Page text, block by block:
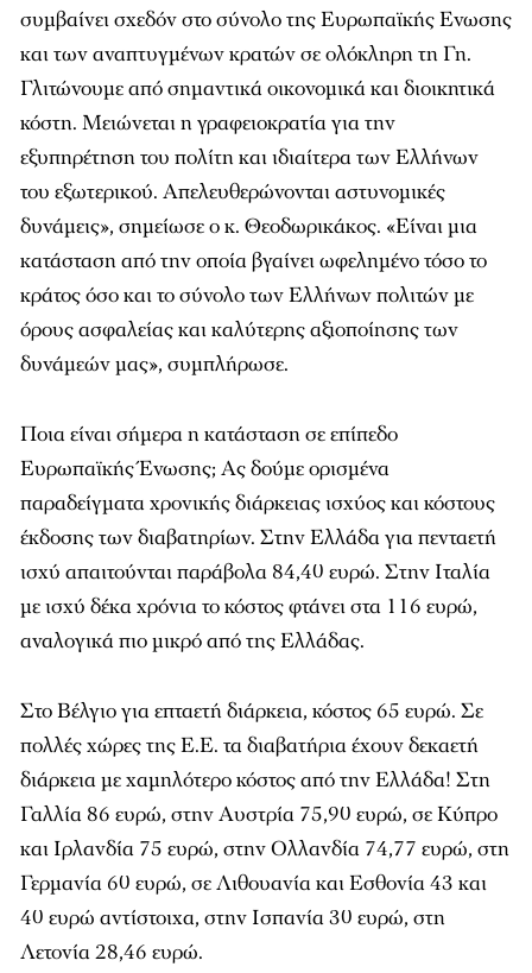
συμβαίνει σχεδόν στο σύνολο της Ευρωπαϊκής Ενωσης
και των αναπτυγμένων κρατών σε ολόκληρη τη Γη.
Γλιτώνουμε από σημαντικά οικονομικά και διοικητικά
κόστη. Μειώνεται η γραφειοκρατία για την
εξυπηρέτηση του πολίτη και ιδιαίτερα των Ελλήνων
του εξωτερικού. Απελευθερώνονται αστυνομικές
δυνάμεις», σημείωσε ο κ. Θεοδωρικάκος. «Είναι μια
κατάσταση από την οποία βγαίνει ωφελημένο τόσο το
κράτος όσο και το σύνολο των Ελλήνων πολιτών με
όρους ασφαλείας και καλύτερης αξιοποίησης των
δυνάμεών μας», συμπλήρωσε.
Ποια είναι σήμερα η κατάσταση σε επίπεδο
Ευρωπαϊκής Ένωσης; Ας δούμε ορισμένα
παραδείγματα χρονικής διάρκειας ισχύος και κόστους
έκδοσης των διαβατηρίων. Στην Ελλάδα για πενταετή
ισχύ απαιτούνται παράβολα 84,40 ευρώ. Στην Ιταλία
με ισχύ δέκα χρόνια το κόστος φτάνει στα 116 ευρώ,
αναλογικά πιο μικρό από της Ελλάδας.
Στο Βέλγιο για επταετή διάρκεια, κόστος 65 ευρώ. Σε
πολλές χώρες της Ε.Ε. τα διαβατήρια έχουν δεκαετή
διάρκεια με χαμηλότερο κόστος από την Ελλάδα! Στη
Γαλλία 86 ευρώ, στην Αυστρία 75,90 ευρώ, σε Κύπρο
και Ιρλανδία 75 ευρώ, στην Ολλανδία 74,77 ευρώ, στη
Γερμανία 60 ευρώ, σε Λιθουανία και Εσθονία 43 και
40 ευρώ αντίστοιχα, στην Ισπανία 30 ευρώ, στη
Λετονία 28,46 ευρώ.